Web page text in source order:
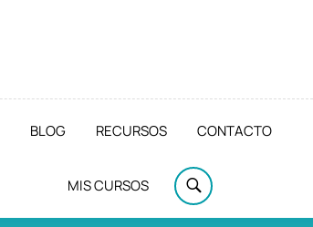
BLOG RECURSOS CONTACTO
MIS CURSOS